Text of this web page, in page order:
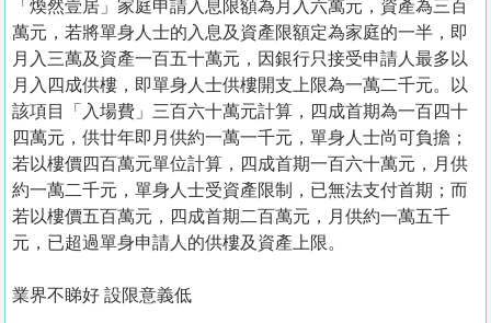
「煥然壹居」家庭申請入息限額為月入六萬元，資產為三百
萬元，若將單身人士的入息及資產限額定為家庭的一半，即
月入三萬及資產一百五十萬元，因銀行只接受申請人最多以
月入四成供樓，即單身人士供樓開支上限為一萬二千元。以
該項目「入場費」三百六十萬元計算，四成首期為一百四十
四萬元，供廿年即月供約一萬一千元，單身人士尚可負擔；
若以樓價四百萬元單位計算，四成首期一百六十萬元，月供
約一萬二千元，單身人士受資產限制，已無法支付首期；而
若以樓價五百萬元，四成首期二百萬元，月供約一萬五千
元，已超過單身申請人的供樓及資產上限。
業界不睇好 設限意義低